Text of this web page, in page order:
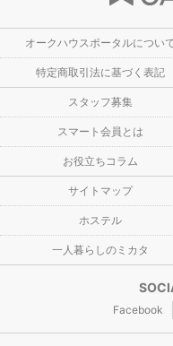
オークハウスポータルについ
特定商取引法に基づく表記
スタッフ募集
スマート会員とは
お役立ちコラム
サイトマップ
ホステル
一人暮らしのミカタ
Facebook